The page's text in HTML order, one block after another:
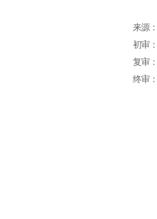
来源：
初审：
复审：
终审：